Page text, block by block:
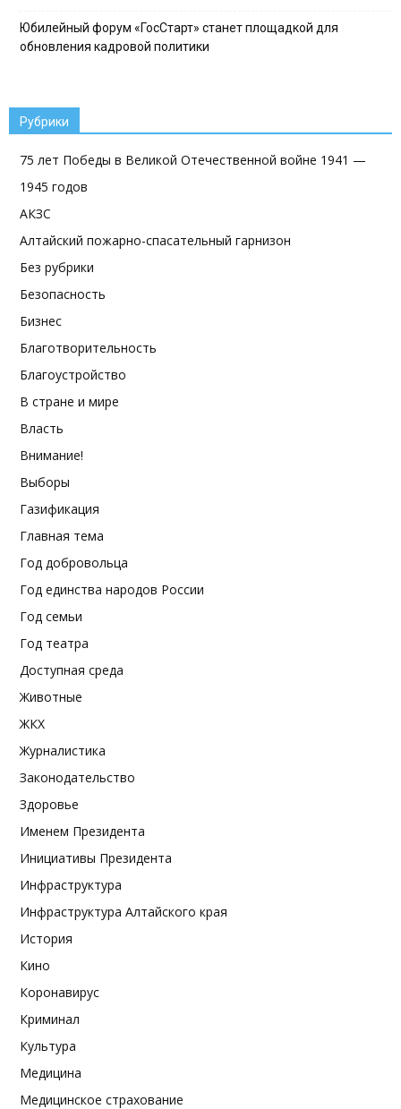
Юбилейный форум «ГосСтарт» станет площадкой для
обновления кадровой политики
Рубрики
75 лет Победы в Великой Отечественной войне 1941 —
1945 годов
АКЗС
Алтайский пожарно-спасательный гарнизон
Без рубрики
Безопасность
Бизнес
Благотворительность
Благоустройство
В стране и мире
Власть
Внимание!
Выборы
Газификация
Главная тема
Год добровольца
Год единства народов России
Год семьи
Год театра
Доступная среда
Животные
ЖКХ
Журналистика
Законодательство
Здоровье
Именем Президента
Инициативы Президента
Инфраструктура
Инфраструктура Алтайского края
История
Кино
Коронавирус
Криминал
Культура
Медицина
Медицинское страхование